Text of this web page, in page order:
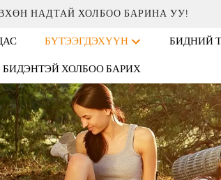
НАДТАЙ ХОЛБОО БАРИНА УУ!
БҮТЭЭГДЭХҮҮН БИДНИЙ
БИДЭНТЭЙ ХОЛБОО БАРИХ